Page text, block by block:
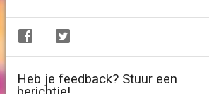
Heb je feedback? Stuur een